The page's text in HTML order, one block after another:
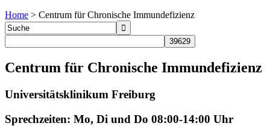
Home > Centrum für Chronische Immundefizienz
Centrum für Chronische Immundefizienz
Universitätsklinikum Freiburg
Sprechzeiten: Mo, Di und Do 08:00-14:00 Uhr